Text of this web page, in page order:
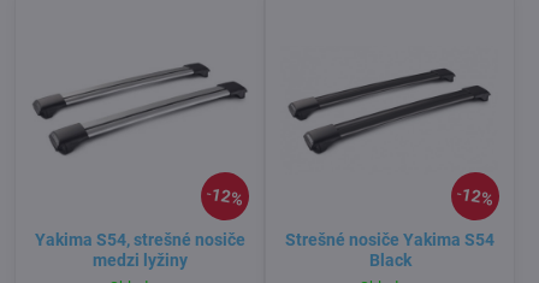
12%
Yakima S54, strešné nosiče
medzi lyžiny
12%
Strešné nosiče Yakima S54
Black